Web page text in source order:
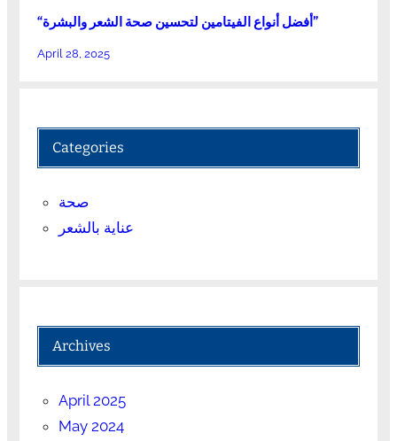
“أفضل أنواع الفيتامين لتحسين صحة الشعر والبشرة”
April 28, 2025
Categories
صحة
عناية بالشعر
Archives
April 2025
May 2024